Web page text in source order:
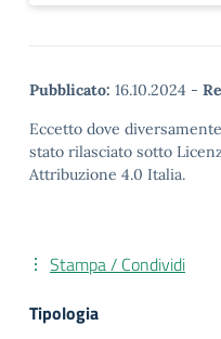
Pubblicato: 16.10.2024 -
Eccetto dove
stato rilasciato sotto
Attribuzione 4.0 Italia.
Stampa / Condividi
Tipologia